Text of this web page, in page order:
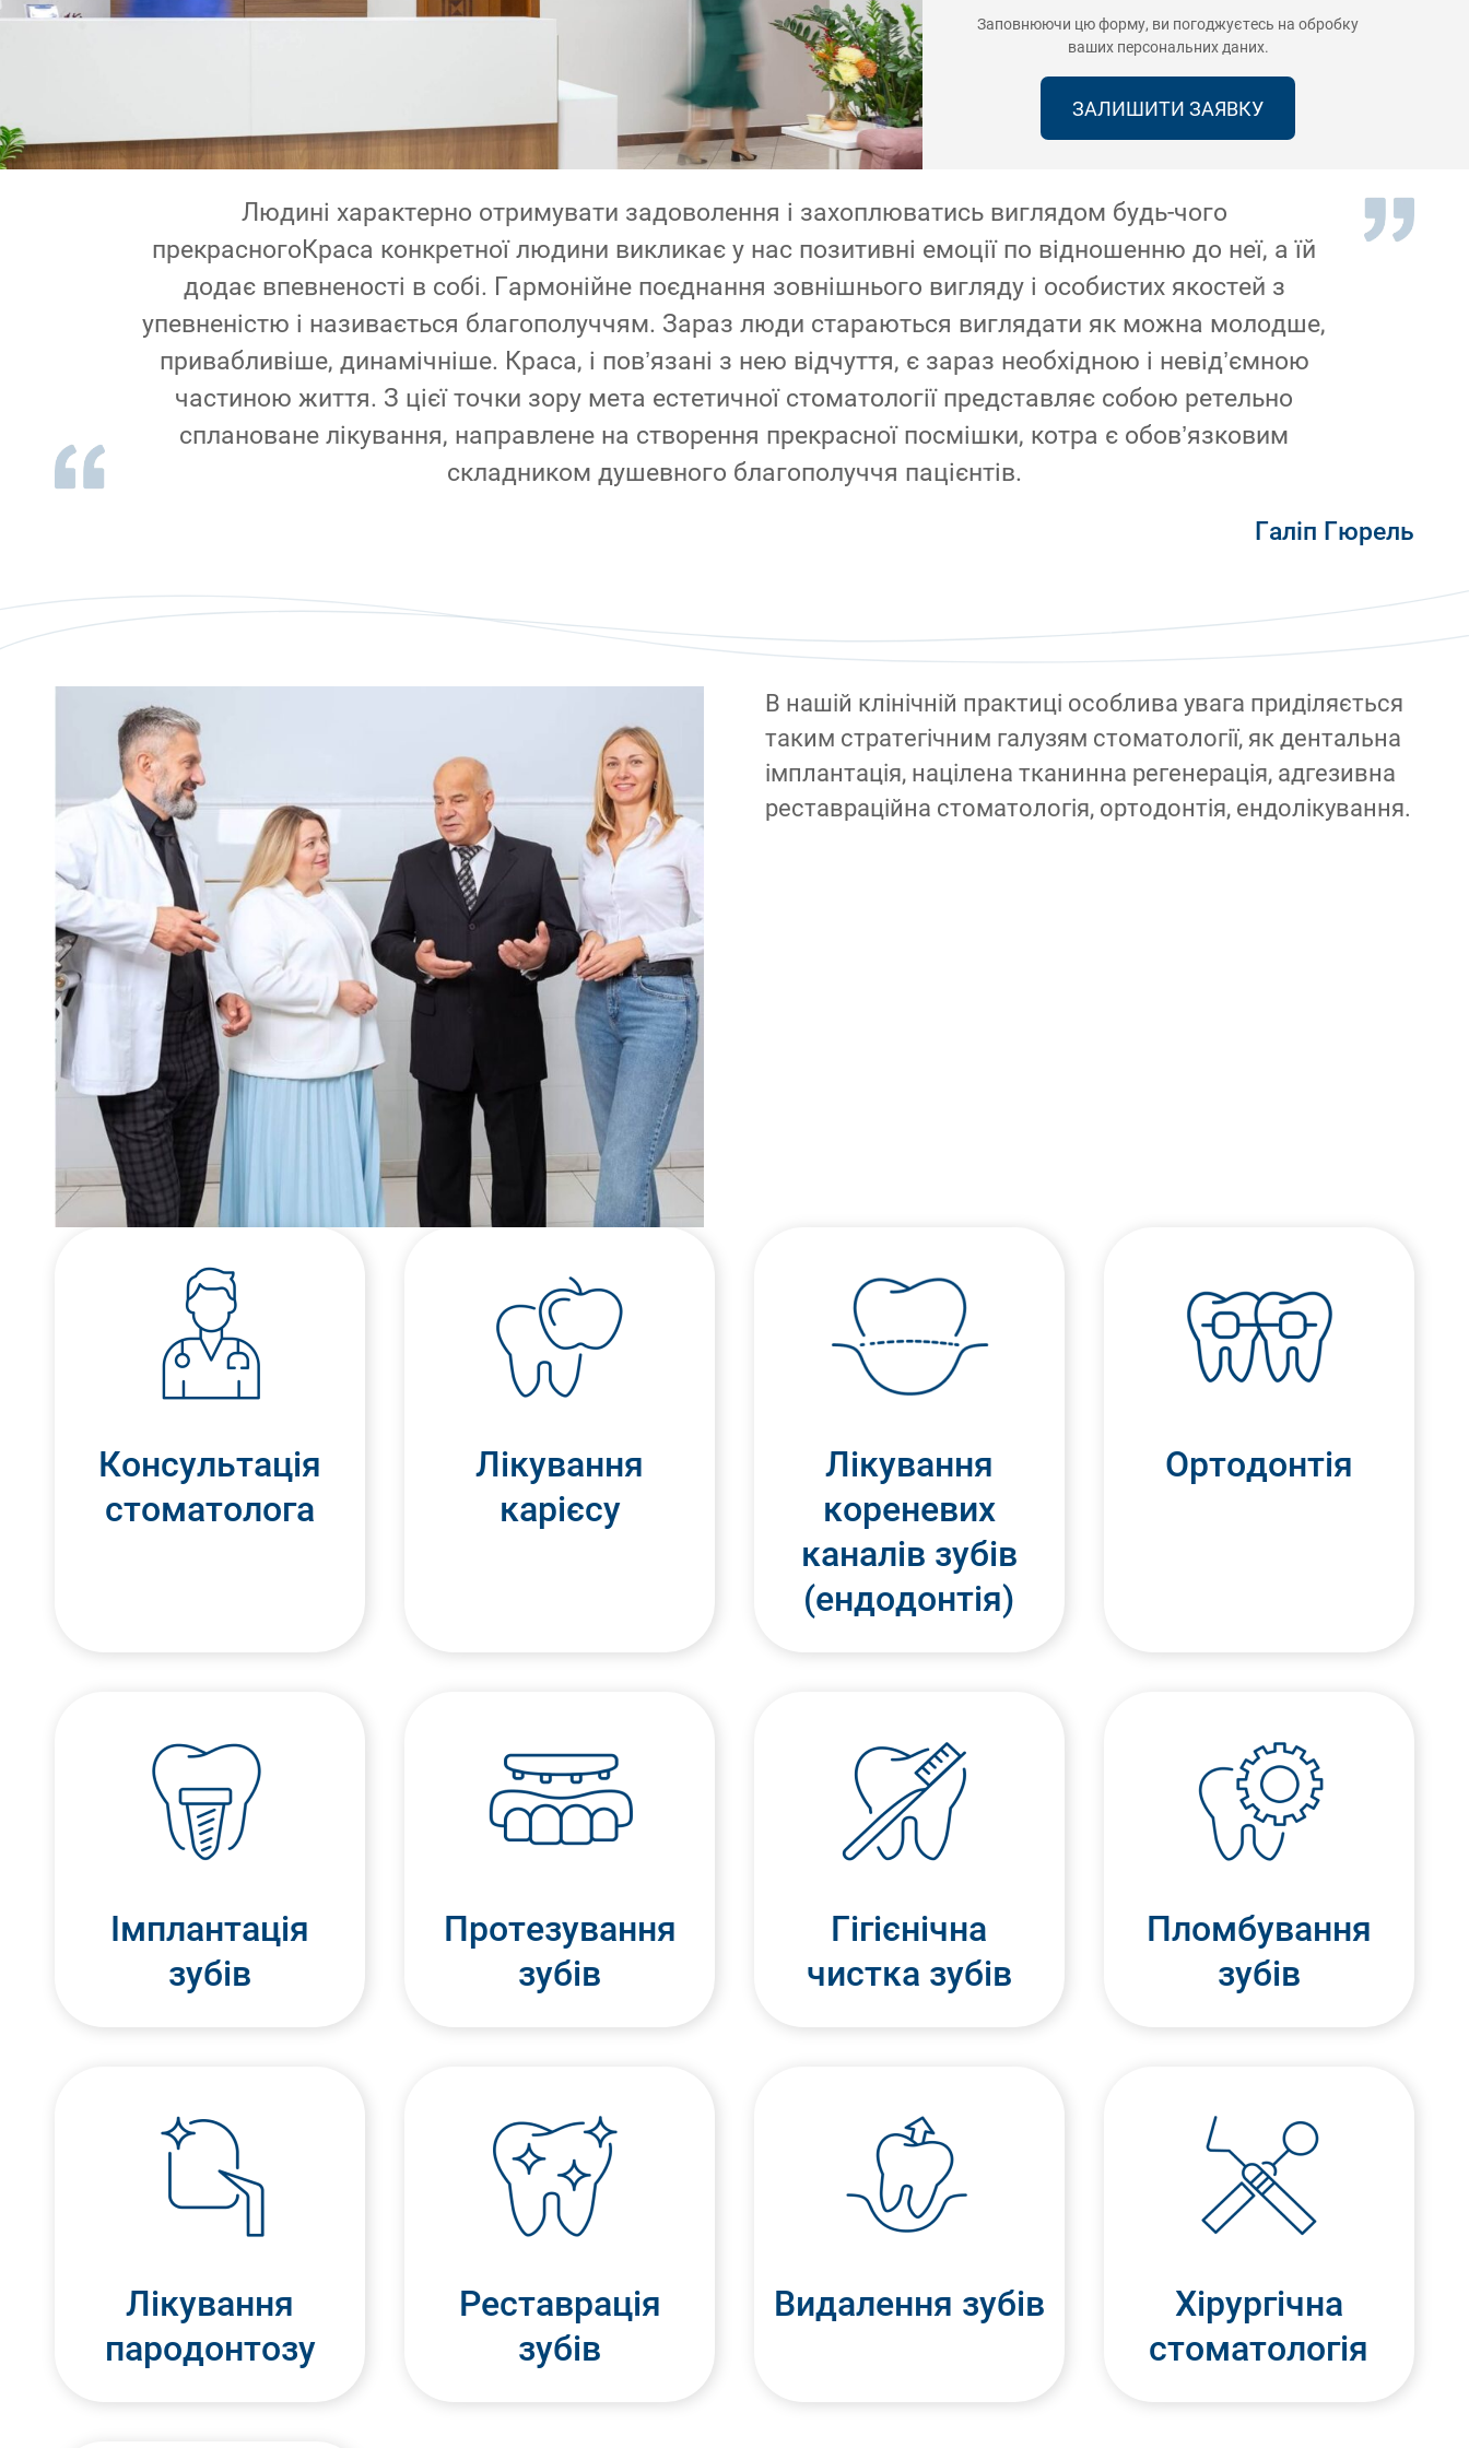
Заповнюючи цю форму, ви погоджуєтесь наобробку
ваших персональних даних.
Людині характерно отримувати задоволення і захоплюватись виглядом будь-чого
прекрасногоКраса конкретної людини викликає у нас позитивні емоції по відношенню до неї, а їй
додає впевненості в собі. Гармонійне поєднання зовнішнього вигляду і особистих якостей з
упевненістю і називається благополуччям. Зараз люди стараються виглядати як можна молодше,
привабливіше, динамічніше. Краса, і пов’язані з нею відчуття, є зараз необхідною і невід’ємною
частиною життя. З цієї точки зору мета естетичної стоматології представляє собою ретельно
сплановане лікування, направлене на створення прекрасної посмішки, котра є обов’язковим
складником душевного благополуччя пацієнтів.
Галіп Гюрель
В нашій клінічній практиці особлива увага приділяється
таким стратегічним галузям стоматології, як дентальна
імплантація, націлена тканинна регенерація, адгезивна
реставраційна стоматологія, ортодонтія, ендолікування.
Консультація
стоматолога
Лікування
карієсу
Лікування
кореневих
каналів зубів
(ендодонтія)
Ортодонтія
Імплантація
зубів
Протезування
зубів
Гігієнічна
чистка зубів
Пломбування
зубів
Лікування
пародонтозу
Реставрація
зубів
Видалення зубів
Хірургічна
стоматологія